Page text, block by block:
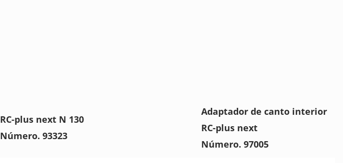
RC-plus next N 130
Número. 93323
Adaptador de canto interior
RC-plus next
Número. 97005